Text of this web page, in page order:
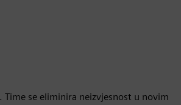
se eliminira neizvjesnost u novim